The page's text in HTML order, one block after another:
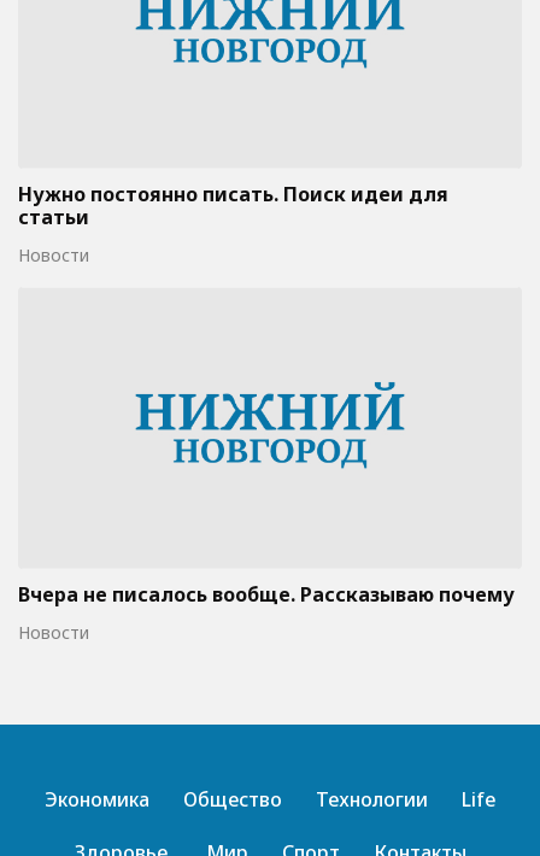
Нужно постоянно писать. Поиск идеи для
статьи
Новости
Вчера не писалось вообще. Рассказываю почему
Новости
Экономика Общество Технологии
Life